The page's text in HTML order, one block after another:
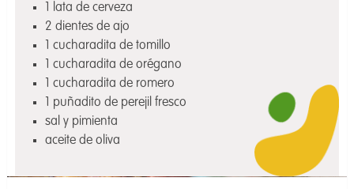
1 lata de cerveza
2 dientes de ajo
1 cucharadita de tomillo
1 cucharadita de orégano
1 cucharadita de romero
1 puñadito de perejil fresco
sal y pimienta
aceite de oliva